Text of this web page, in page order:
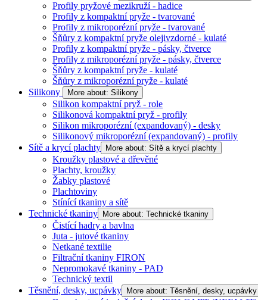
Profily pryžové mezikruží - hadice
Profily z kompaktní pryže - tvarované
Profily z mikroporézní pryže - tvarované
Šňůry z kompaktní pryže olejivzdorné - kulaté
Profily z kompaktní pryže - pásky, čtverce
Profily z mikroporézní pryže - pásky, čtverce
Šňůry z kompaktní pryže - kulaté
Šňůry z mikroporézní pryže - kulaté
Silikony
More about: Silikony
Silikon kompaktní pryž - role
Silikonová kompaktní pryž - profily
Silikon mikroporézní (expandovaný) - desky
Silikonový mikroporézní (expandovaný) - profily
Sítě a krycí plachty
More about: Sítě a krycí plachty
Kroužky plastové a dřevěné
Plachty, kroužky
Žabky plastové
Plachtoviny
Stínící tkaniny a sítě
Technické tkaniny
More about: Technické tkaniny
Čistící hadry a bavlna
Juta - jutové tkaniny
Netkané textilie
Filtrační tkaniny FIRON
Nepromokavé tkaniny - PAD
Technický textil
Těsnění, desky, ucpávky
More about: Těsnění, desky, ucpávky